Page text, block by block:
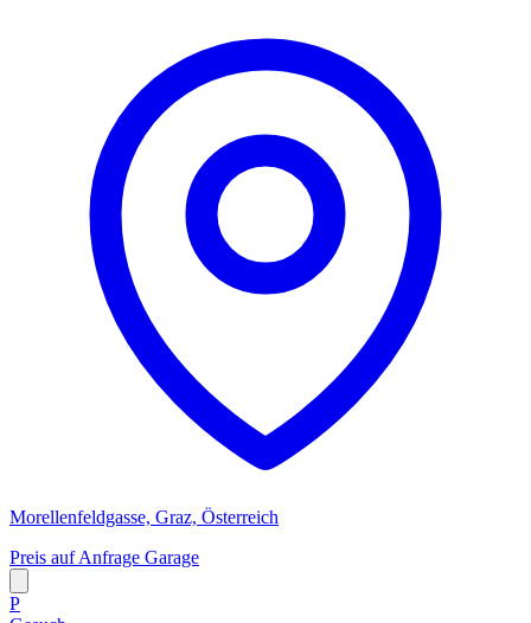
Morellenfeldgasse, Graz, Österreich
Preis auf Anfrage Garage
P